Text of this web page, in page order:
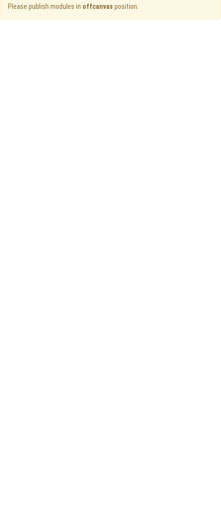
Please publish modules in offcanvas position.